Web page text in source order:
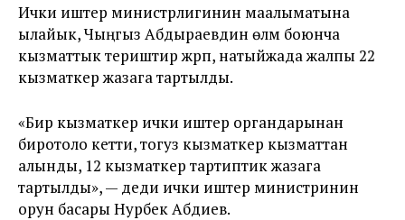
Ички иштер министрлигинин маалыматына
ылайык, Чыңгыз Абдыраевдин өлүмү боюнча
кызматтык териштирүү жүрүп, натыйжада жалпы 22
кызматкер жазага тартылды.
«Бир кызматкер ички иштер органдарынан
биротоло кетти, тогуз кызматкер кызматтан
алынды, 12 кызматкер тартиптик жазага
тартылды», — деди ички иштер министринин
орун басары Нурбек Абдиев.